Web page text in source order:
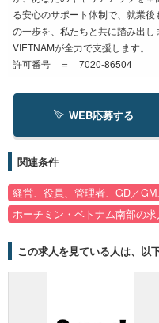
る安心のサポート体制で、就業
の一歩を、私たちと共に踏み出し
VIETNAMが全力で支援します。
許可番号 ＝ 7020-86504
WEB応募する
関連条件
経営、役員、管理者、GD／
ホーチミン・ベトナム南部の求
この求人を見ている人は、以